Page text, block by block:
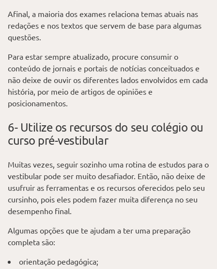
Afinal, a maioria dos exames relaciona temas atuais nas
redações e nos textos que servem de base para algumas
questões.
Para estar sempre atualizado, procure consumir o
conteúdo de jornais e portais de notícias conceituados e
não deixe de ouvir os diferentes lados envolvidos em cada
história, por meio de artigos de opiniões e
posicionamentos.
6- Utilize os recursos do seu colégio ou
curso pré-vestibular
Muitas vezes, seguir sozinho uma rotina de estudos para o
vestibular pode ser muito desafiador. Então, não deixe de
usufruir as ferramentas e os recursos oferecidos pelo seu
cursinho, pois eles podem fazer muita diferença no seu
desempenho final.
Algumas opções que te ajudam a ter uma preparação
completa são:
orientação pedagógica;